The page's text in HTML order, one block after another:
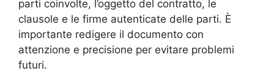
parti coinvolte, l’oggetto del contratto, le
clausole e le firme autenticate delle parti. È
importante redigere il documento con
attenzione e precisione per evitare problemi
futuri.